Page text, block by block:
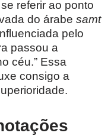
referir ao ponto
do árabe samt
pelo
passou a
céu.” Essa
consigo a